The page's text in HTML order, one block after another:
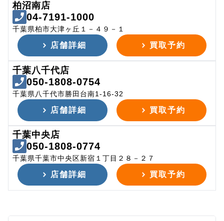
柏沼南店
04-7191-1000
千葉県柏市大津ヶ丘１－４９－１
店舗詳細 買取予約
千葉八千代店
050-1808-0754
千葉県八千代市勝田台南1-16-32
店舗詳細 買取予約
千葉中央店
050-1808-0774
千葉県千葉市中央区新宿１丁目２８－２７
店舗詳細 買取予約